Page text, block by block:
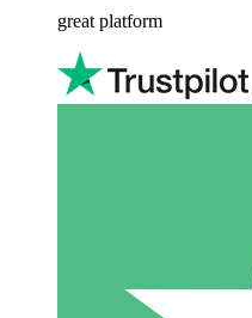
great platform